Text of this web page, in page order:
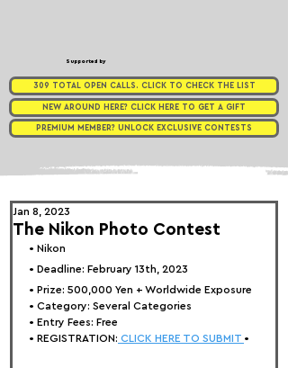
Supported by
309 TOTAL OPEN CALLS. CLICK TO CHECK THE LIST
NEW AROUND HERE? CLICK HERE TO GET A GIFT
PREMIUM MEMBER? UNLOCK EXCLUSIVE CONTESTS
The Nikon Photo Contest
Jan 8, 2023
• Nikon
• Deadline: February 13th, 2023
• Prize: 500,000 Yen + Worldwide Exposure
• Category: Several Categories
• Entry Fees: Free
• REGISTRATION: CLICK HERE TO SUBMIT •